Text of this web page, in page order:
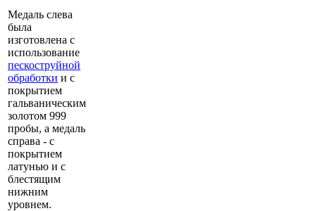
Медаль слева
была
изготовлена с
использование
пескоструйной
обработки и с
покрытием
гальваническим
золотом 999
пробы, а медаль
справа - с
покрытием
латунью и с
блестящим
нижним
уровнем.